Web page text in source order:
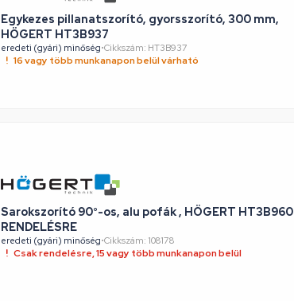
Egykezes pillanatszorító, gyorsszorító, 300 mm,
HÖGERT HT3B937
eredeti (gyári) minőség•Cikkszám: HT3B937
16 vagy több munkanapon belül várható
Sarokszorító 90°-os, alu pofák , HÖGERT HT3B960 /
RENDELÉSRE
eredeti (gyári) minőség•Cikkszám: 108178
Csak rendelésre, 15 vagy több munkanapon belül